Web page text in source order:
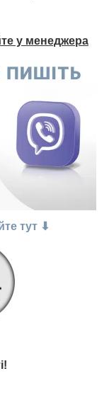
у менеджера
тут ⬇